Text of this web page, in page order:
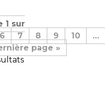
1 sur
6 7 8 9 10
…
page »